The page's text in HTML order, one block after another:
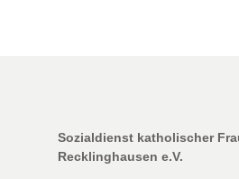
Sozialdienst katholischer
Recklinghausen e.V.